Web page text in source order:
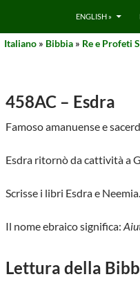
ENGLISH »
Italiano » Bibbia » Re e Profeti
458AC – Esdra
Famoso amanuense e
Esdra ritornò da cattività a
Scrisse i libri Esdra e Neemia.
Il nome ebraico significa:
Lettura della